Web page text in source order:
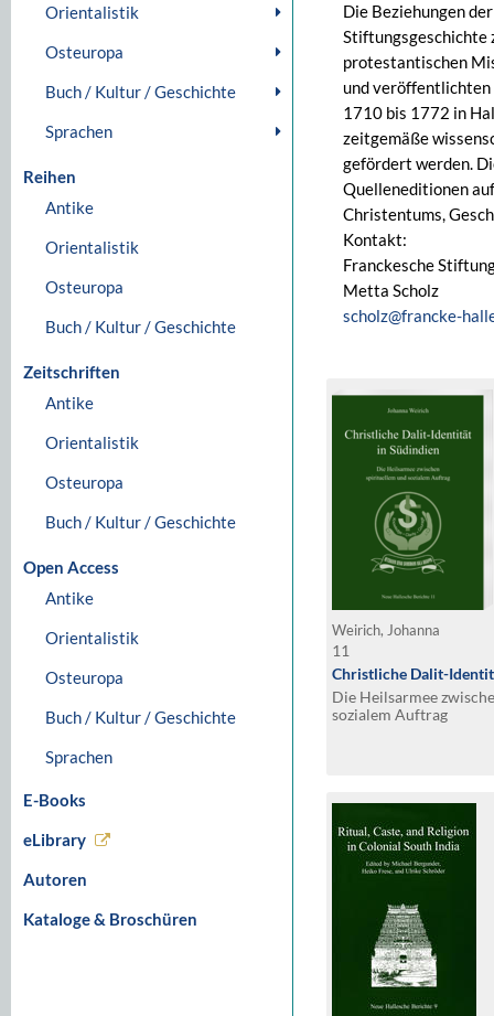
Orientalistik
Osteuropa
Buch / Kultur / Geschichte
Sprachen
Reihen
Antike
Orientalistik
Osteuropa
Buch / Kultur / Geschichte
Zeitschriften
Antike
Orientalistik
Osteuropa
Buch / Kultur / Geschichte
Open Access
Antike
Orientalistik
Osteuropa
Buch / Kultur / Geschichte
Sprachen
E-Books
eLibrary
Autoren
Kataloge & Broschüren
Die Beziehungen
Stiftungsgeschichte
protestantischen
und veröffentlichten
1710 bis 1772 in
zeitgemäße
gefördert werden.
Quelleneditionen
Christentums,
Kontakt:
Franckesche
Metta Scholz
scholz@francke-
Weirich, Johanna
11
Christliche Dalit-
Die Heilsarmee
sozialem Auftrag